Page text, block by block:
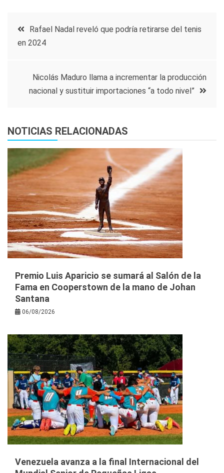
Navegación
entradas
Rafael Nadal reveló que podría retirarse del tenis
en 2024
Nicolás Maduro llama a incrementar la producción
nacional y sustituir importaciones “a todo nivel”
NOTICIAS RELACIONADAS
Premio Luis Aparicio se sumará al Salón de la
Fama en Cooperstown de la mano de Johan
Santana
06/08/2026
Venezuela avanza a la final Internacional del